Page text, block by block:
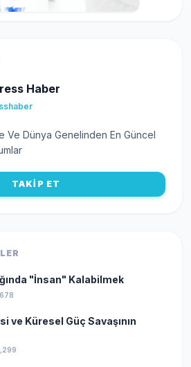
Haber
Ve Dünya Genelinden En Güncel
TAKİP ET
"İnsan" Kalabilmek
ve Küresel Güç Savaşının